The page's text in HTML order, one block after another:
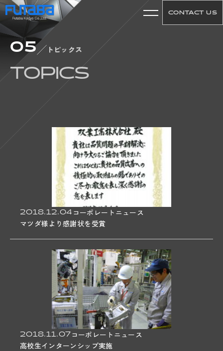
CONTACT US
01
ABOUT US
CONCEPT
COMPANY
ACCESS
WORKS
PRODUCT
TECHNICAL
MACHINE
03
SUSTAINABILITY
RECRUIT
JOB
GREAT WORKERS
CROSSTALK
05 トピックス
TOPICS
2018.12.04 コーポレートニュース
マツダ様より感謝状を受賞
2018.11.07コーポレートニュース
高校生インターンシップ実施